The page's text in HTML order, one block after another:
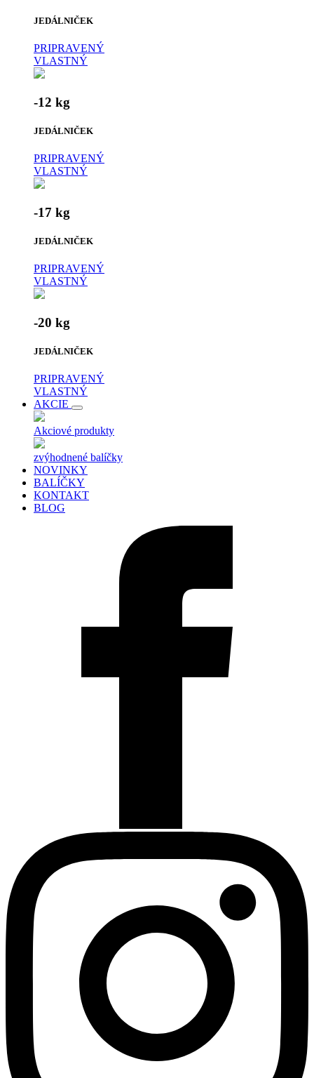
JEDÁLNIČEK
PRIPRAVENÝ
VLASTNÝ
-12 kg
JEDÁLNIČEK
PRIPRAVENÝ
VLASTNÝ
-17 kg
JEDÁLNIČEK
PRIPRAVENÝ
VLASTNÝ
-20 kg
JEDÁLNIČEK
PRIPRAVENÝ
VLASTNÝ
AKCIE
Akciové produkty
zvýhodnené balíčky
NOVINKY
BALÍČKY
KONTAKT
BLOG